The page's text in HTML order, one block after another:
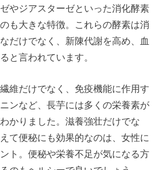
やジアスターゼといった消化酵素
も大きな特徴。これらの酵素は消
だけでなく、新陳代謝を高め、血
と言われています。
維だけでなく、免疫機能に作用す
ンなど、長芋には多くの栄養素が
かりました。滋養強壮だけでな
て便秘にも効果的なのは、女性に
ト。便秘や栄養不足が気になる方